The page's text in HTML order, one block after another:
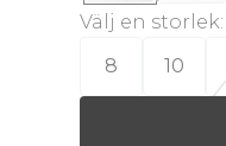
Välj en storlek:
8
10